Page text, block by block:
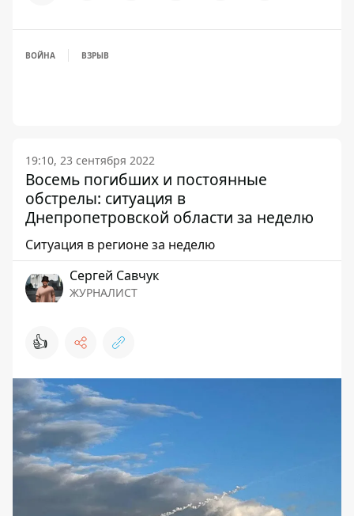
ВОЙНА ВЗРЫВ
19:10, 23 сентября 2022
Восемь погибших и постоянные
обстрелы: ситуация в
Днепропетровской области за неделю
Ситуация в регионе за неделю
Сергей Савчук
ЖУРНАЛИСТ
👍